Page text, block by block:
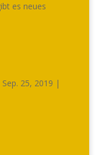
es neues
Sep. 25, 2019 |